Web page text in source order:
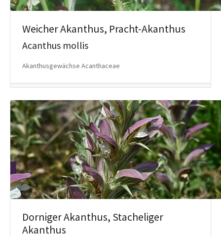
Weicher Akanthus, Pracht-Akanthus
Acanthus mollis
Akanthusgewächse Acanthaceae
Dorniger Akanthus, Stacheliger
Akanthus